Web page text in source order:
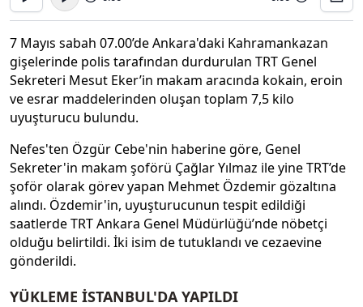
7 Mayıs sabah 07.00’de Ankara'daki Kahramankazan
gişelerinde polis tarafından durdurulan TRT Genel
Sekreteri Mesut Eker’in makam aracında kokain, eroin
ve esrar maddelerinden oluşan toplam 7,5 kilo
uyuşturucu bulundu.
Nefes'ten Özgür Cebe'nin haberine göre, Genel
Sekreter'in makam şoförü Çağlar Yılmaz ile yine TRT’de
şoför olarak görev yapan Mehmet Özdemir gözaltına
alındı. Özdemir'in, uyuşturucunun tespit edildiği
saatlerde TRT Ankara Genel Müdürlüğü’nde nöbetçi
olduğu belirtildi. İki isim de tutuklandı ve cezaevine
gönderildi.
YÜKLEME İSTANBUL'DA YAPILDI